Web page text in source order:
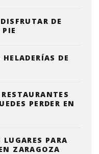
DE
HELADERÍAS DE
PERDER EN
LUGARES PARA
ZARAGOZA